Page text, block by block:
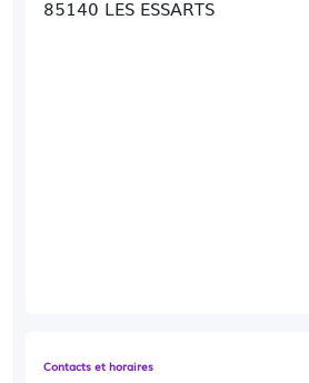
85140 LES ESSARTS
Contacts et horaires